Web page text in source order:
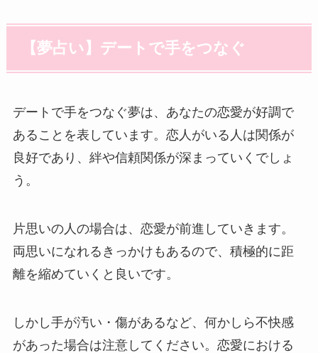
【夢占い】デートで手をつなぐ
デートで手をつなぐ夢は、あなたの恋愛が好調で
あることを表しています。恋人がいる人は関係が
良好であり、絆や信頼関係が深まっていくでしょ
う。
片思いの人の場合は、恋愛が前進していきます。
両思いになれるきっかけもあるので、積極的に距
離を縮めていくと良いです。
しかし手が汚い・傷があるなど、何かしら不快感
があった場合は注意してください。恋愛における